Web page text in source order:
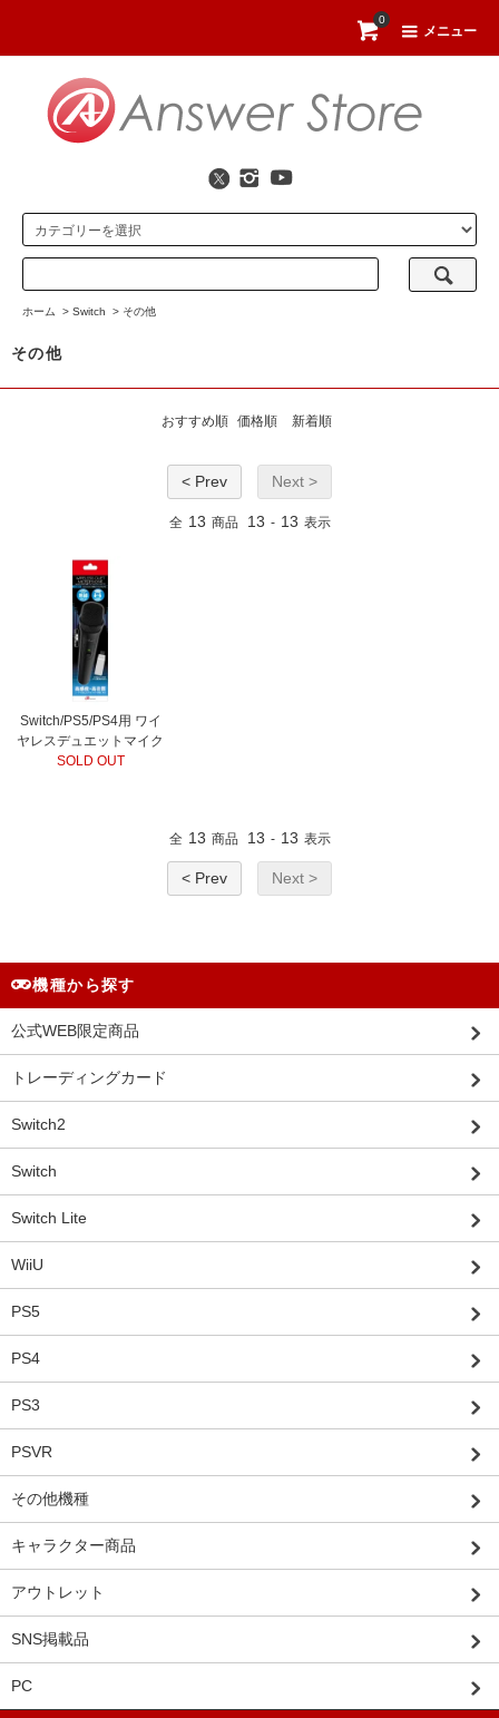
メニュー
0
ホーム > Switch > その他
その他
おすすめ順 価格順 新着順
< Prev Next >
全 13 商品 13 - 13 表示
Switch/PS5/PS4用 ワイ
ヤレスデュエットマイク
SOLD OUT
全 13 商品 13 - 13 表示
< Prev Next >
機種から探す
公式WEB限定商品
トレーディングカード
Switch2
Switch
Switch Lite
WiiU
PS5
PS4
PS3
PSVR
その他機種
キャラクター商品
アウトレット
SNS掲載品
PC